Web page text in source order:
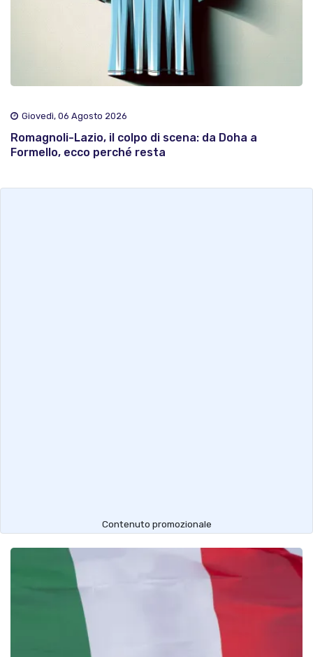
Giovedì, 06 Agosto 2026
Romagnoli-Lazio, il colpo di scena: da Doha a
Formello, ecco perché resta
Contenuto promozionale